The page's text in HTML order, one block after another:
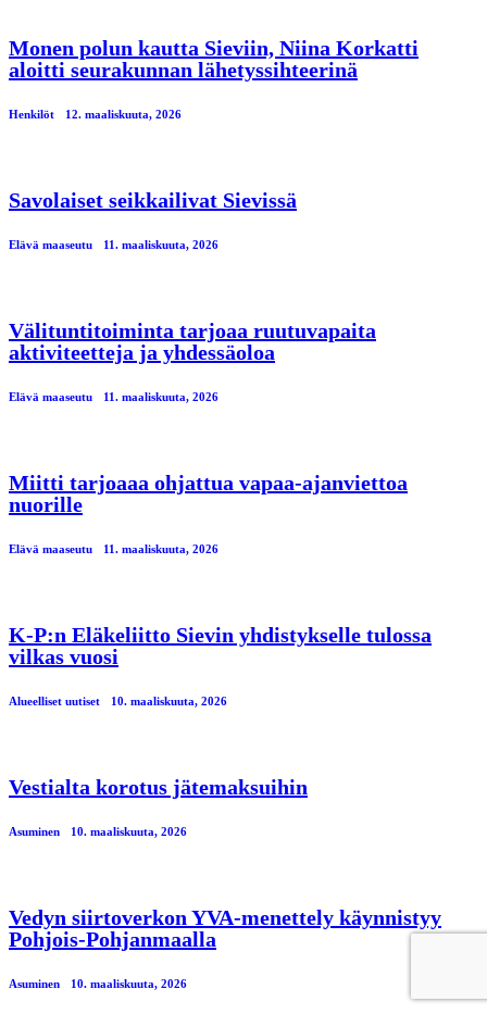
Monen polun kautta Sieviin, Niina Korkatti
aloitti seurakunnan lähetyssihteerinä
Henkilöt 12. maaliskuuta, 2026
Savolaiset seikkailivat Sievissä
Elävä maaseutu 11. maaliskuuta, 2026
Välituntitoiminta tarjoaa ruutuvapaita
aktiviteetteja ja yhdessäoloa
Elävä maaseutu 11. maaliskuuta, 2026
Miitti tarjoaaa ohjattua vapaa-ajanviettoa
nuorille
Elävä maaseutu 11. maaliskuuta, 2026
K-P:n Eläkeliitto Sievin yhdistykselle tulossa
vilkas vuosi
Alueelliset uutiset 10. maaliskuuta, 2026
Vestialta korotus jätemaksuihin
Asuminen 10. maaliskuuta, 2026
Vedyn siirtoverkon YVA-menettely käynnistyy
Pohjois-Pohjanmaalla
Asuminen 10. maaliskuuta, 2026